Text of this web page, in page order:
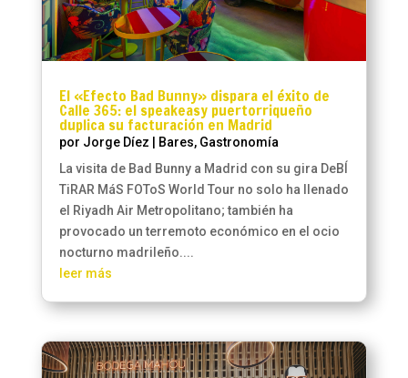
El «Efecto Bad Bunny» dispara el éxito de
Calle 365: el speakeasy puertorriqueño
duplica su facturación en Madrid
por Jorge Díez Bares, Gastronomía
La visita de Bad Bunny a Madrid con su gira DeBÍ
TiRAR MáS FOToS World Tour no solo ha llenado
el Riyadh Air Metropolitano; también ha
provocado un terremoto económico en el ocio
nocturno madrileño....
leer más